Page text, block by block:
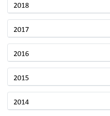
2018
2017
2016
2015
2014